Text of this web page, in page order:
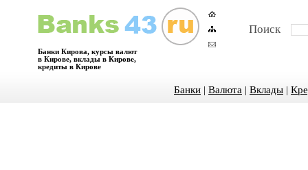
Банки Кирова, курсы валют
в Кирове, вклады в Кирове,
кредиты в Кирове
Поиск
Банки | Валюта | Вклады |